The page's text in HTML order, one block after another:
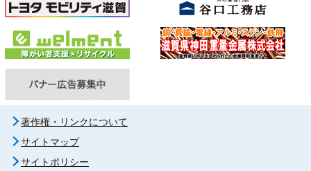
著作権・リンクについて
サイトマップ
サイトポリシー